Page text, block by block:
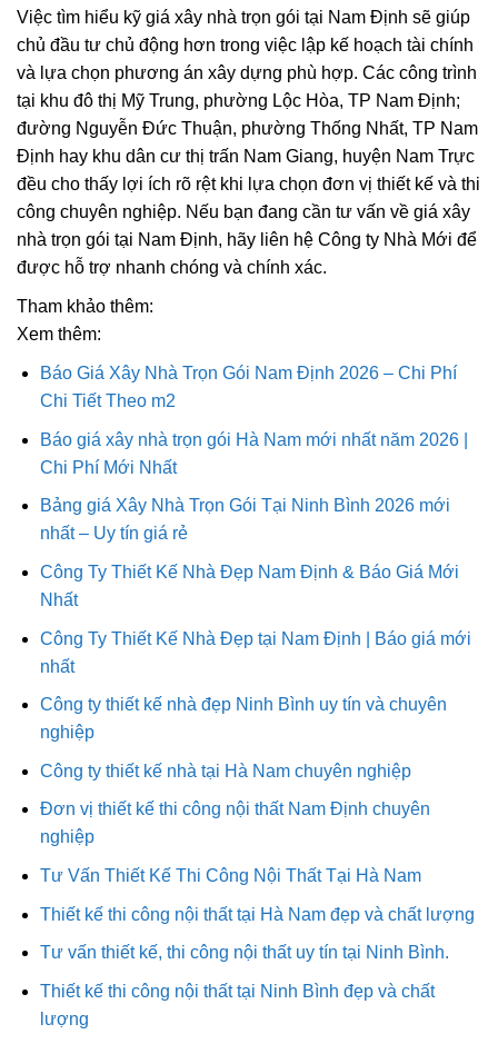
Việc tìm hiểu kỹ giá xây nhà trọn gói tại Nam Định sẽ giúp
chủ đầu tư chủ động hơn trong việc lập kế hoạch tài chính
và lựa chọn phương án xây dựng phù hợp. Các công trình
tại khu đô thị Mỹ Trung, phường Lộc Hòa, TP Nam Định;
đường Nguyễn Đức Thuận, phường Thống Nhất, TP Nam
Định hay khu dân cư thị trấn Nam Giang, huyện Nam Trực
đều cho thấy lợi ích rõ rệt khi lựa chọn đơn vị thiết kế và thi
công chuyên nghiệp. Nếu bạn đang cần tư vấn về giá xây
nhà trọn gói tại Nam Định, hãy liên hệ Công ty Nhà Mới để
được hỗ trợ nhanh chóng và chính xác.
Tham khảo thêm:
Xem thêm:
Báo Giá Xây Nhà Trọn Gói Nam Định 2026 – Chi Phí
Chi Tiết Theo m2
Báo giá xây nhà trọn gói Hà Nam mới nhất năm 2026 |
Chi Phí Mới Nhất
Bảng giá Xây Nhà Trọn Gói Tại Ninh Bình 2026 mới
nhất – Uy tín giá rẻ
Công Ty Thiết Kế Nhà Đẹp Nam Định & Báo Giá Mới
Nhất
Công Ty Thiết Kế Nhà Đẹp tại Nam Định | Báo giá mới
nhất
Công ty thiết kế nhà đẹp Ninh Bình uy tín và chuyên
nghiệp
Công ty thiết kế nhà tại Hà Nam chuyên nghiệp
Đơn vị thiết kế thi công nội thất Nam Định chuyên
nghiệp
Tư Vấn Thiết Kế Thi Công Nội Thất Tại Hà Nam
Thiết kế thi công nội thất tại Hà Nam đẹp và chất lượng
Tư vấn thiết kế, thi công nội thất uy tín tại Ninh Bình.
Thiết kế thi công nội thất tại Ninh Bình đẹp và chất
lượng